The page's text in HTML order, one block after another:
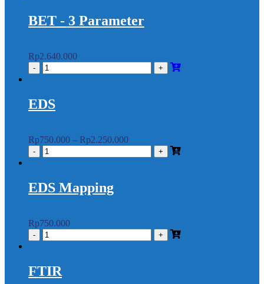
BET - 3 Parameter
Rp2.640.000
EDS
Rp750.000 – Rp2.250.000
EDS Mapping
Rp750.000
FTIR